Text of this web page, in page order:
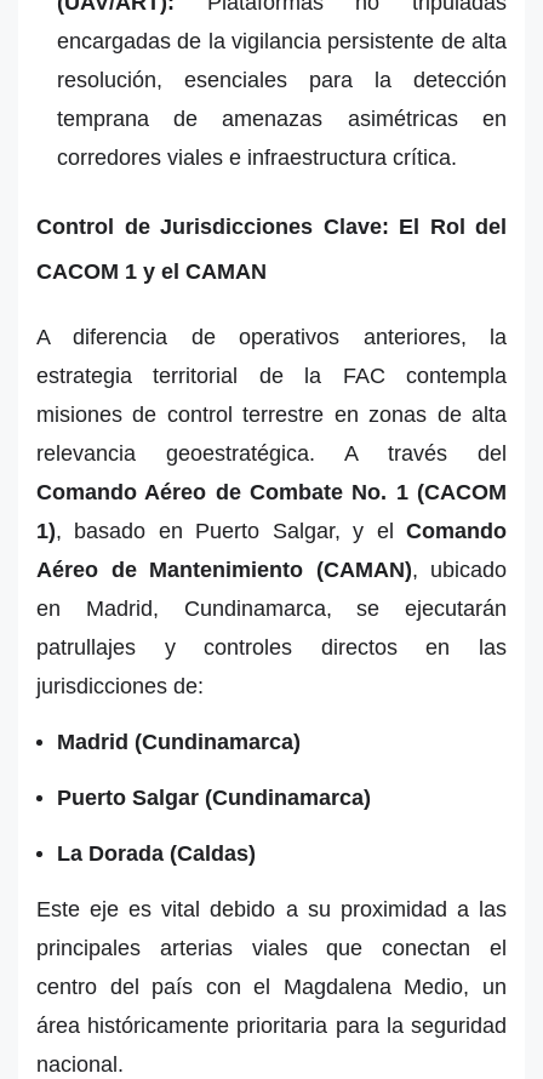
encargadas de la vigilancia persistente de alta
resolución, esenciales para la detección
temprana de amenazas asimétricas en
corredores viales e infraestructura crítica.
Control de Jurisdicciones Clave: El Rol del
CACOM 1 y el CAMAN
A diferencia de operativos anteriores, la
estrategia territorial de la FAC contempla
misiones de control terrestre en zonas de alta
relevancia geoestratégica. A través del
Comando Aéreo de Combate No. 1 (CACOM
1), basado en Puerto Salgar, y el Comando
Aéreo de Mantenimiento (CAMAN), ubicado
en Madrid, Cundinamarca, se ejecutarán
patrullajes y controles directos en las
jurisdicciones de:
Madrid (Cundinamarca)
Puerto Salgar (Cundinamarca)
La Dorada (Caldas)
Este eje es vital debido a su proximidad a las
principales arterias viales que conectan el
centro del país con el Magdalena Medio, un
área históricamente prioritaria para la seguridad
nacional.